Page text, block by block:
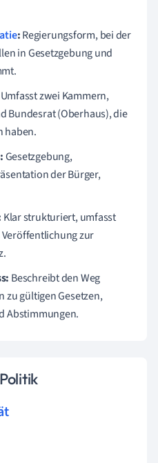
:Regierungsform, bei der
in Gesetzgebung und
Umfasst zwei Kammern,
Bundesrat (Oberhaus), die
haben.
Gesetzgebung,
der Bürger,
Klar strukturiert, umfasst
zur
Beschreibt den Weg
zu gültigen Gesetzen,
Abstimmungen.